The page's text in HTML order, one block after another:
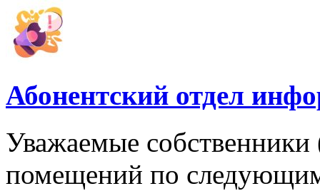
Абонентский отдел
Уважаемые
помещений по